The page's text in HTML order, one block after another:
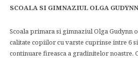
SCOALA SI GIMNAZIUL OLGA GUDYNN
Scoala primara si gimnaziul Olga Gudynn
calitate copiilor cu varste cuprinse intre 6
continuare fireasca a gradinitelor noastre.